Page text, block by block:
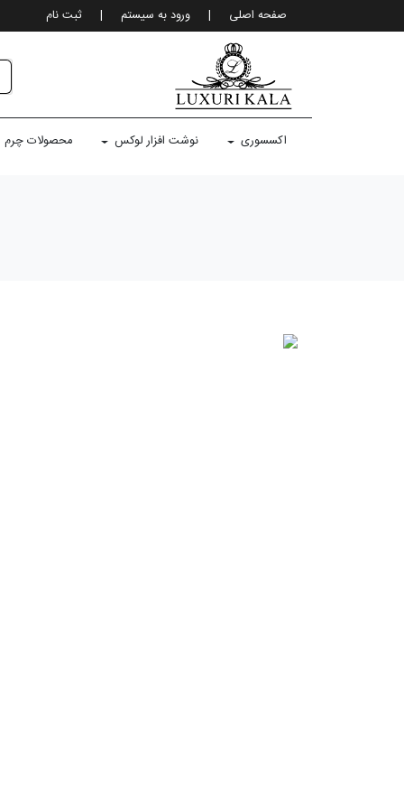
صفحه اصلی | ورود به سيستم | ثبت نام
اکسسوری نوشت افزار لوکس محصولات چرم